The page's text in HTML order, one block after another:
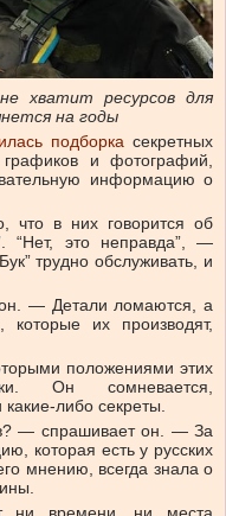
хватит ресурсов для
на годы
подборкасекретных
и фотографий,
информацию о
в них говорится об
“Нет, это неправда”, —
трудно обслуживать, и
— Детали ломаются, а
которые их производят,
положениями этих
Он сомневается,
либо секреты.
— спрашивает он. — За
которая есть у русских
мнению, всегда знала о